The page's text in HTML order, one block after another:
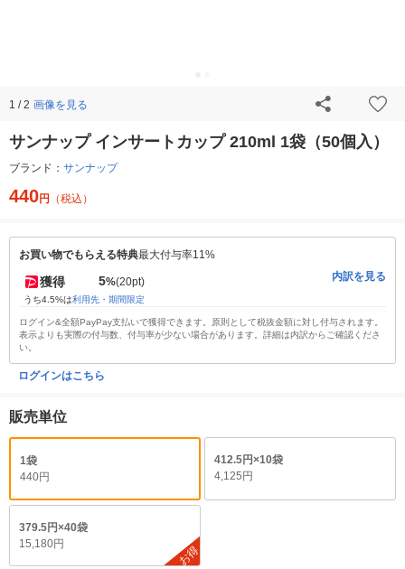
1 / 2 画像を見る
サンナップ インサートカップ 210ml 1袋（50個入）
ブランド： サンナップ
440円 （税込）
お買い物でもらえる特典最大付与率11%
獲得 5%(20pt)
うち4.5%は利用先・期間限定
内訳を見る
ログイン&全額PayPay支払いで獲得できます。原則として税抜金額に対し付与されます。
表示よりも実際の付与数、付与率が少ない場合があります。詳細は内訳からご確認くださ
い。
ログインはこちら
販売単位
1袋
440円
412.5円×10袋
4,125円
379.5円×40袋
15,180円
お得